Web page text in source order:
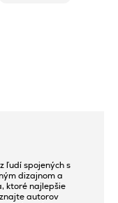
ľudí spojených s
dizajnom a
ktoré najlepšie
autorov